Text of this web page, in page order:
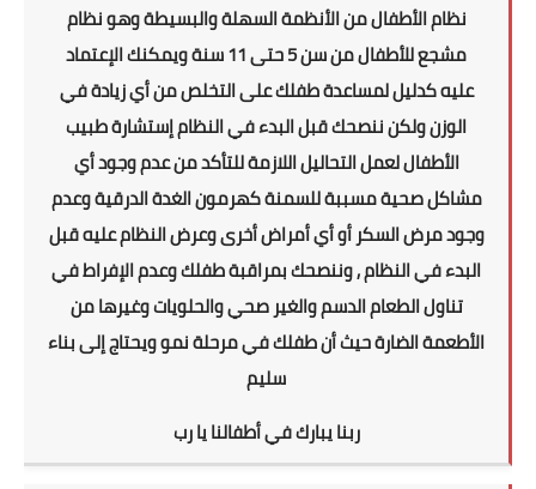
نظامالأطفال من الأنظمة السهلة والبسيطة وهو نظام
مشجع للأطفال من سن 5 حتى 11 سنة ويمكنك الإعتماد
عليه كدليل لمساعدة طفلك على التخلص من أي زيادة في
الوزن ولكن ننصحك قبل البدء في النظام إستشارة طبيب
الأطفال لعمل التحاليل اللازمة للتأكد من عدم وجود أي
مشاكل صحية مسببة للسمنة كهرمون الغدة الدرقية وعدم
وجود مرض السكر أو أي أمراض أخرى وعرض النظام عليه قبل
البدء في النظام , وننصحك بمراقبة طفلك وعدم الإفراط في
تناول الطعام الدسم والغير صحي والحلويات وغيرها من
الأطعمة الضارة حيث أن طفلك في مرحلة نمو ويحتاج إلى بناء
سليم
ربنا يبارك في أطفالنا يا رب